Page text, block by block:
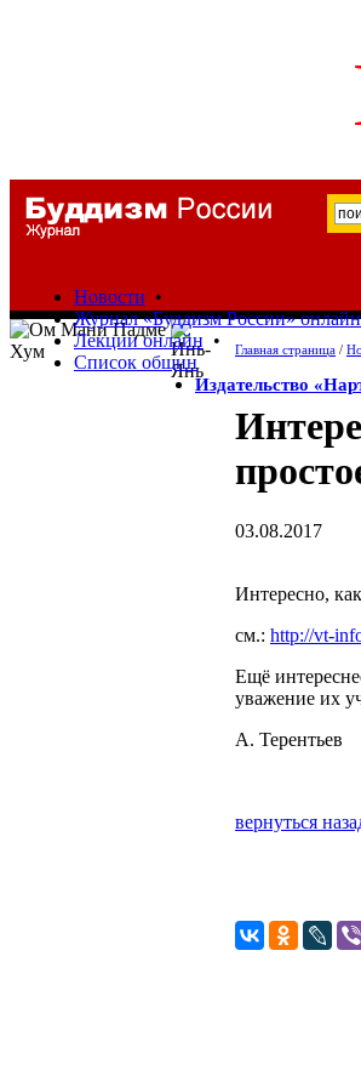
Новости •
Журнал «Буддизм России» онлайн
Лекции онлайн •
Список общин
Издательство
Главная страница /
03.08.2017
Интересно,
см.: http://vt-
Ещё
уважение их
А. Терентьев
вернуться